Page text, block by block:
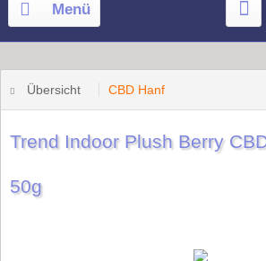
Menü
Übersicht CBD Hanf
Trend Indoor Plush Berry
50g